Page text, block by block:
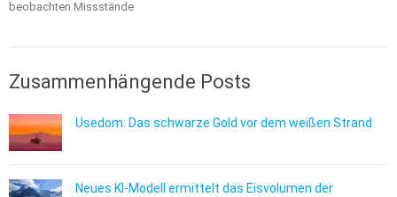
beobachten Missstände
Zusammenhängende Posts
Usedom: Das schwarze Gold vor dem weißen Strand
Neues KI-Modell ermittelt das Eisvolumen der